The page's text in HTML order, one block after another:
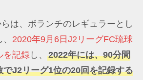
は、ボランチのレギュラーとし
2020年9月6日J2リーグFC琉球
を記録し、 2022年には、90分間
でJ2リーグ1位の20回を記録する